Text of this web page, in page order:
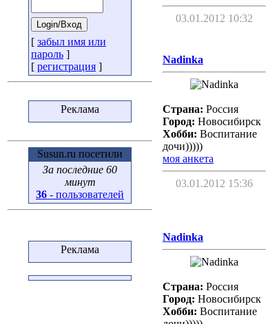
[ забыл имя или
пароль ]
[ регистрация ]
Реклама
Susun.ru посетили
За последние 60
минут
36 - пользователей
Реклама
03.01.2012 10:32
Nadinka
Страна: Россия
Город: Новосибирск
Хобби: Воспитание
дочи)))))
моя анкета
03.01.2012 15:36
Nadinka
Страна: Россия
Город: Новосибирск
Хобби: Воспитание